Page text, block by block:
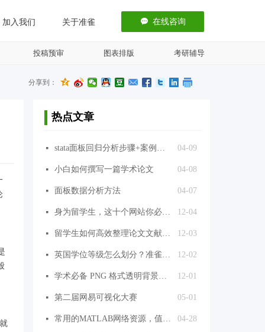
加入我们 关于准雀 끁 在线咨询
图表排版 考研辅导
投稿预审
热点文章
04-09
넷 stata面板回归分析步骤+案例分析+代码
04-08
넷 小白如何撰写一篇学术论文
04-07
넷 面板数据分析方法
12-04
넷 身为留学生，这十个网站你必须知道，准雀推荐
12-03
넷 留学生如何高效整理论文文献？准雀推荐几款文献引用的常用软件
12-02
넷 英国学位等级怎么划分？准雀来揭晓
12-01
넷 学术必备 PNG 格式透明背景图片库，超过 300 万张，免费使用，推荐给准雀的同学们
05-01
넷 第二届网易可视化大赛
04-28
넷 常用的MATLAB网络资源，值得收藏！
分享到：